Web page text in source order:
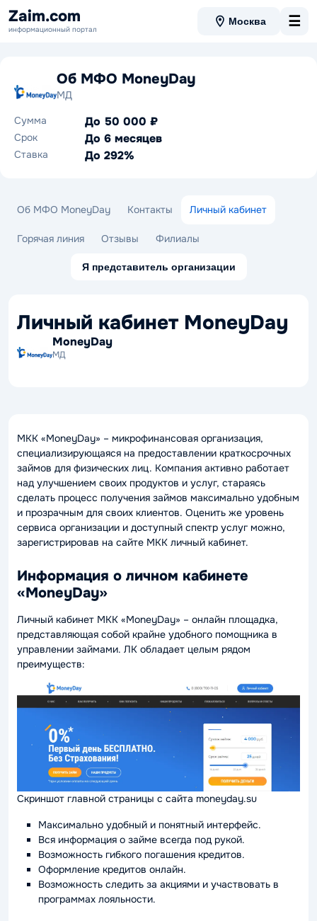
Zaim.com
информационный портал
Москва ☰
Об МФО MoneyDay
МД
Сумма
До 50 000 ₽
Срок До 6 месяцев
Ставка До 292%
Об МФО MoneyDay Контакты Личный кабинет
Горячая линия Отзывы Филиалы
Я представитель организации
Личный кабинет MoneyDay
MoneyDay
МД
МКК «MoneyDay» – микрофинансовая организация,
специализирующаяся на предоставлении краткосрочных
займов для физических лиц. Компания активно работает
над улучшением своих продуктов и услуг, стараясь
сделать процесс получения займов максимально удобным
и прозрачным для своих клиентов. Оценить же уровень
сервиса организации и доступный спектр услуг можно,
зарегистрировав на сайте МКК личный кабинет.
Информация о личном кабинете
«MoneyDay»
Личный кабинет МКК «MoneyDay» – онлайн площадка,
представляющая собой крайне удобного помощника в
управлении займами. ЛК обладает целым рядом
преимуществ:
Скриншот главной страницы с сайта moneyday.su
Максимально удобный и понятный интерфейс.
Вся информация о займе всегда под рукой.
Возможность гибкого погашения кредитов.
Оформление кредитов онлайн.
Возможность следить за акциями и участвовать в
программах лояльности.